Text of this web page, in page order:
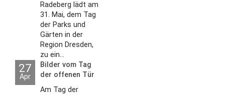
Radeberg lädt am
31. Mai, dem Tag
der Parks und
Gärten in der
Region Dresden,
zu ein...
27
Apr
Bilder vom Tag
der offenen Tür
2026
Am Tag der